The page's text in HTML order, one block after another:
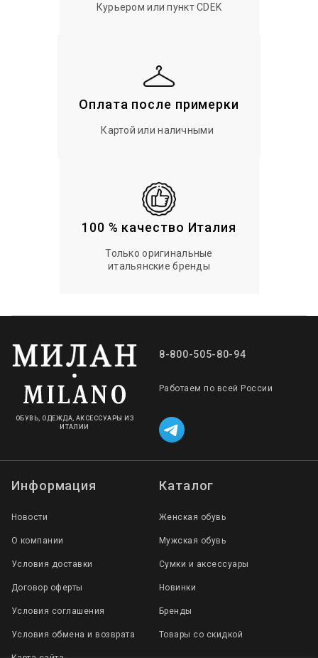
Курьером или пункт CDEK
Оплата после примерки
Картой или наличными
100 % качество Италия
Только оригинальные
итальянские бренды
ОБУВЬ, ОДЕЖДА, АКСЕССУАРЫ ИЗ
ИТАЛИИ
8-800-505-80-94
Работаем по всей России
Информация
Новости
О компании
Условия доставки
Договор оферты
Условия соглашения
Условия обмена и возврата
Каталог
Женская обувь
Мужская обувь
Сумки и аксессуары
Новинки
Бренды
Товары со скидкой